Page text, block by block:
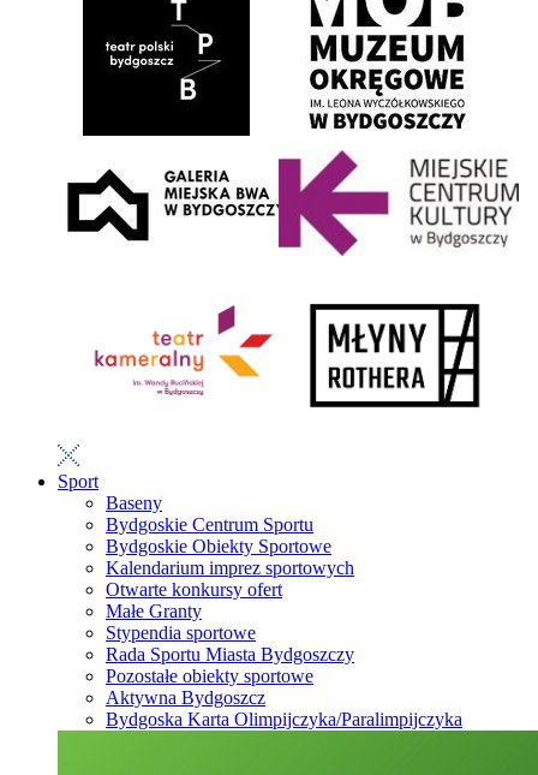
Sport
Baseny
Bydgoskie Centrum Sportu
Bydgoskie Obiekty Sportowe
Kalendarium imprez sportowych
Otwarte konkursy ofert
Małe Granty
Stypendia sportowe
Rada Sportu Miasta Bydgoszczy
Pozostałe obiekty sportowe
Aktywna Bydgoszcz
Bydgoska Karta Olimpijczyka/Paralimpijczyka